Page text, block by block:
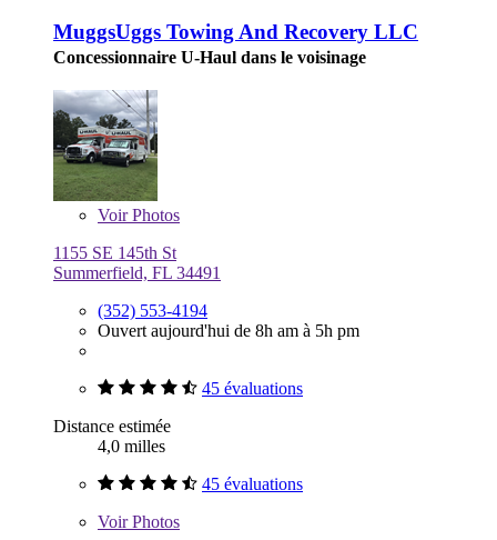
MuggsUggs Towing And Recovery LLC
Concessionnaire U-Haul dans le voisinage
VoirPhotos
1155 SE 145th St
Summerfield, FL 34491
(352) 553-4194
Ouvert aujourd'hui de 8h am à 5h pm
45 évaluations
Distance estimée
4,0 milles
45 évaluations
VoirPhotos